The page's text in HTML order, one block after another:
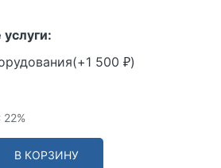
1 500 ₽)
В КОРЗИНУ